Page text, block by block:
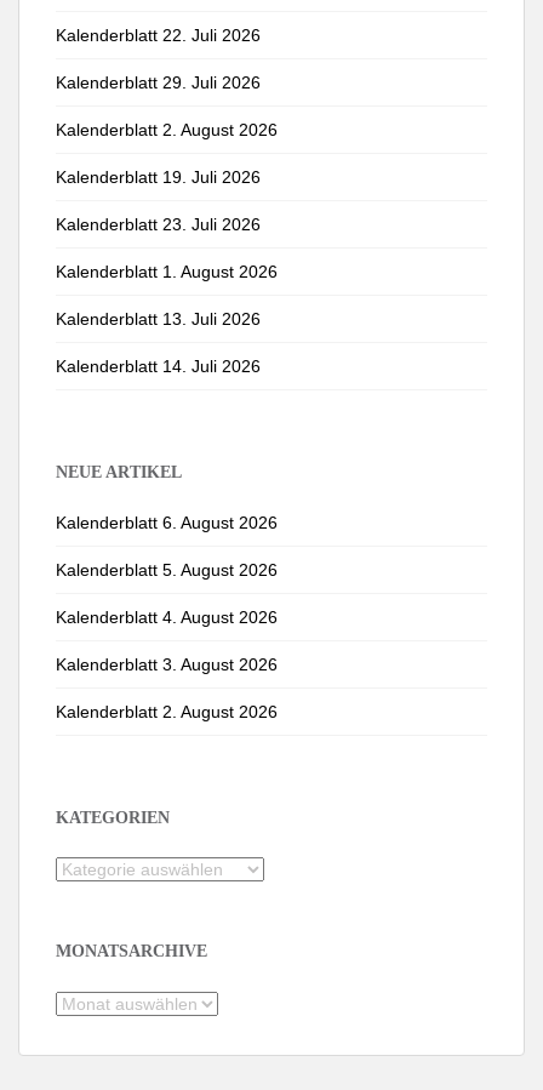
Kalenderblatt 22. Juli 2026
Kalenderblatt 29. Juli 2026
Kalenderblatt 2. August 2026
Kalenderblatt 19. Juli 2026
Kalenderblatt 23. Juli 2026
Kalenderblatt 1. August 2026
Kalenderblatt 13. Juli 2026
Kalenderblatt 14. Juli 2026
NEUE ARTIKEL
Kalenderblatt 6. August 2026
Kalenderblatt 5. August 2026
Kalenderblatt 4. August 2026
Kalenderblatt 3. August 2026
Kalenderblatt 2. August 2026
KATEGORIEN
Kategorien
MONATSARCHIVE
Monatsarchive